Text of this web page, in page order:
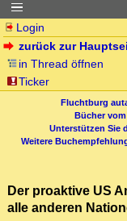
Login
zurück zur
in Thread öffnen
Ticker
Fluchtburg
Bücher
Unterstützen Sie
Weitere
Der proaktive US
alle anderen